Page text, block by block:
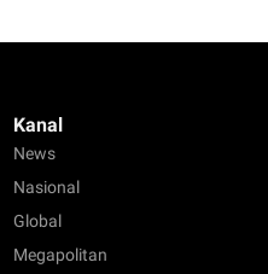
Kanal
News
Nasional
Global
Megapolitan